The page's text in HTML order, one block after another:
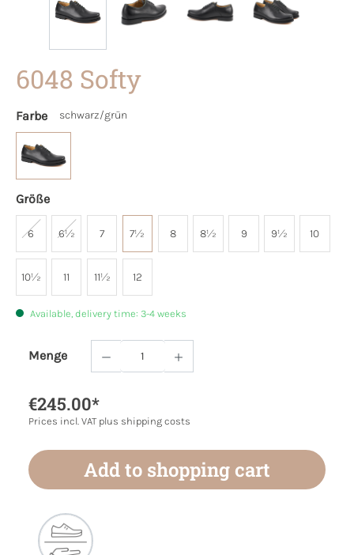
6048 Softy
Farbe schwarz/grün
Größe
6 6½ 7 7½ 8 8½ 9 9½ 10
10½ 11 11½ 12
Available, delivery time: 3-4 weeks
Menge
Product Quantity: Enter the desired
€245.00*
Prices incl. VAT plus shipping costs
Add to shopping cart